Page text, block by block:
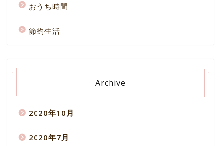
おうち時間
節約生活
Archive
2020年10月
2020年7月